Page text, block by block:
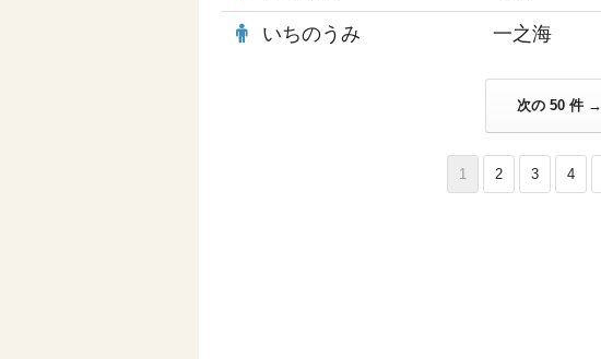
いちのうみ 一之海
次の 50 件 →
1 2 3 4